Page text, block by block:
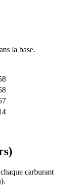
la base.
carburant